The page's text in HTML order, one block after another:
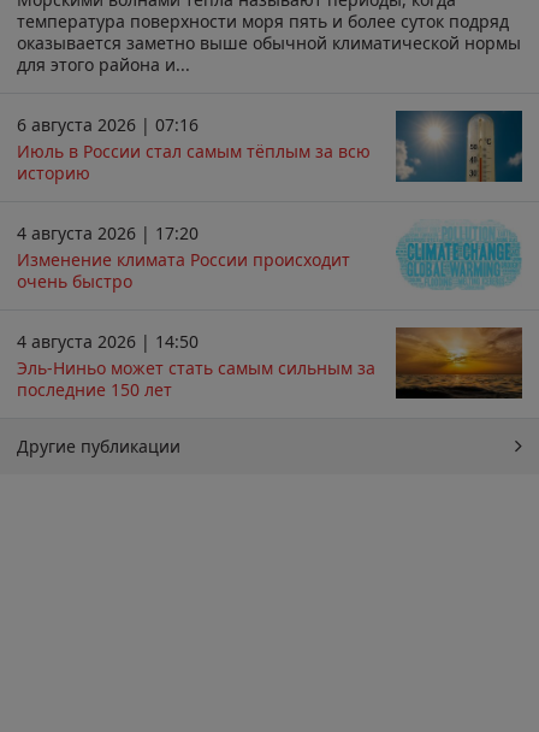
температура поверхности моря пять и более суток подряд
оказывается заметно выше обычной климатической нормы
для этого района и...
6 августа 2026 | 07:16
Июль в России стал самым тёплым за всю
историю
4 августа 2026 | 17:20
Изменение климата России происходит
очень быстро
4 августа 2026 | 14:50
Эль-Ниньо может стать самым сильным за
последние 150 лет
Другие публикации